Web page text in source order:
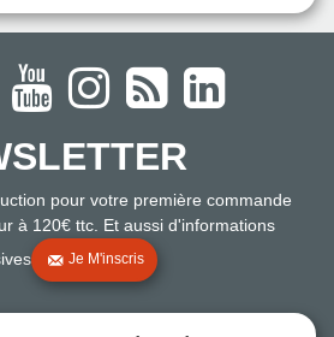
pour votre première commande
à 120€ ttc. Et aussi d'informations
Je M'inscris